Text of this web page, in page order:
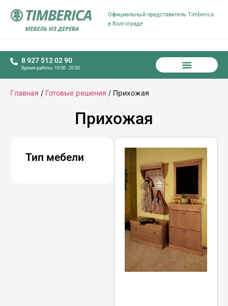
Официальный представитель Timberica
в Волгограде
8 927 512 02 90
Время работы: 10:00 - 20:00
Главная / Готовые решения / Прихожая
Прихожая
Тип мебели